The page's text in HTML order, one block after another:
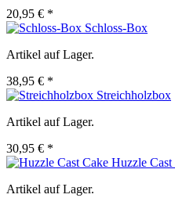
20,95 € *
Schloss-Box
Artikel auf Lager.
38,95 € *
Streichholzbox
Artikel auf Lager.
30,95 € *
Huzzle Cast
Artikel auf Lager.